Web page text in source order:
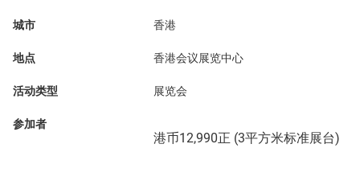
城市 香港
地点 香港会议展览中心
活动类型 展览会
参加者
港币12,990正 (3平方米标准展台)